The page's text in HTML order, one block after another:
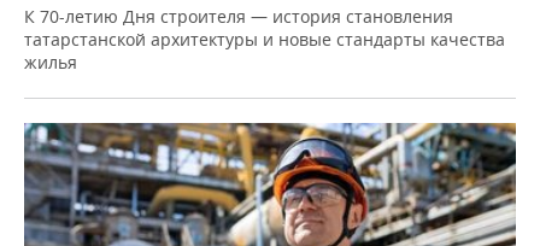
К 70-летию Дня строителя — история становления
татарстанской архитектуры и новые стандарты качества
жилья